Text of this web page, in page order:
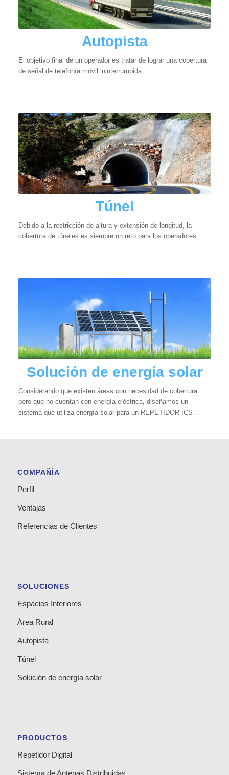
Autopista
El objetivo final de un operador es tratar de lograr una cobertura
de señal de telefonía móvil ininterrumpida…
Túnel
Debido a la restricción de altura y extensión de longitud, la
cobertura de túneles es siempre un reto para los operadores…
Solución de energía solar
Considerando que existen áreas con necesidad de cobertura
pero que no cuentan con energía eléctrica, diseñamos un
sistema que utiliza energía solar para un REPETIDOR ICS…
COMPAÑÍA
Perfil
Ventajas
Referencias de Clientes
SOLUCIONES
Espacios Interiores
Área Rural
Autopista
Túnel
Solución de energía solar
PRODUCTOS
Repetidor Digital